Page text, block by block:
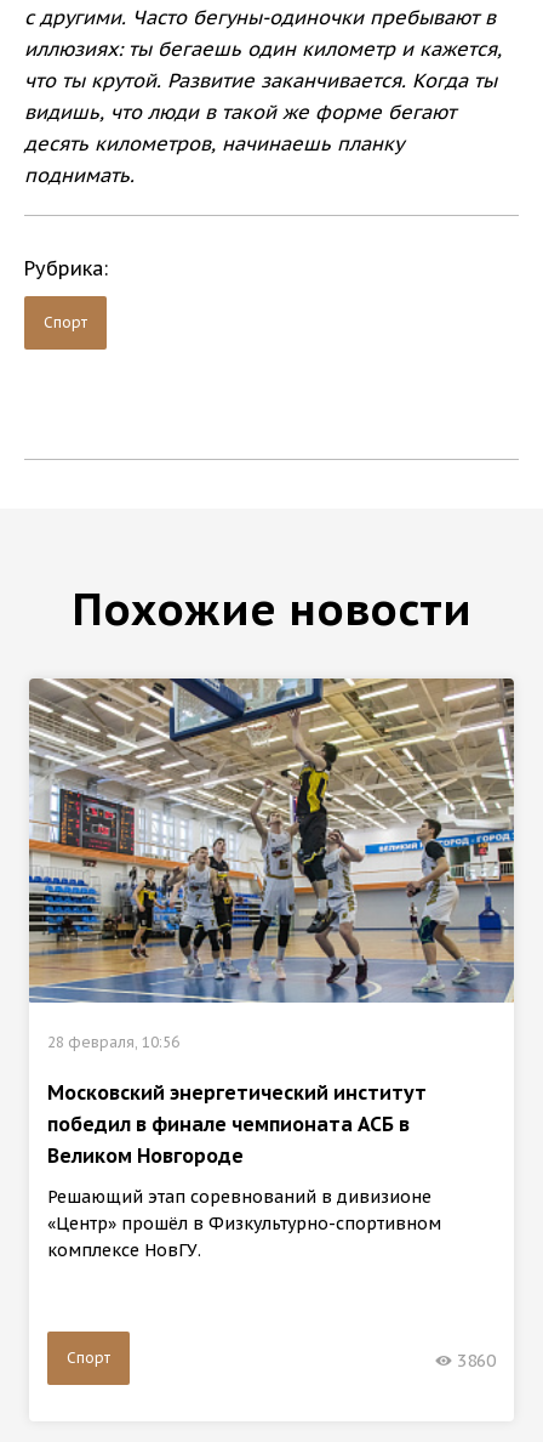
с другими. Часто бегуны-одиночки пребывают в
иллюзиях: ты бегаешь один километр и кажется,
что ты крутой. Развитие заканчивается. Когда ты
видишь, что люди в такой же форме бегают
десять километров, начинаешь планку
поднимать.
Рубрика:
Спорт
Похожие новости
28 февраля, 10:56
Московский энергетический институт
победил в финале чемпионата АСБ в
Великом Новгороде
Решающий этап соревнований в дивизионе
«Центр» прошёл в Физкультурно-спортивном
комплексе НовГУ.
Спорт 3860